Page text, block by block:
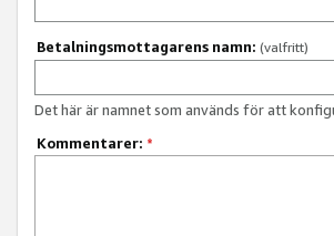
Betalningsmottagarens namn: (valfritt)
Det här är namnet som används för att
Kommentarer: *